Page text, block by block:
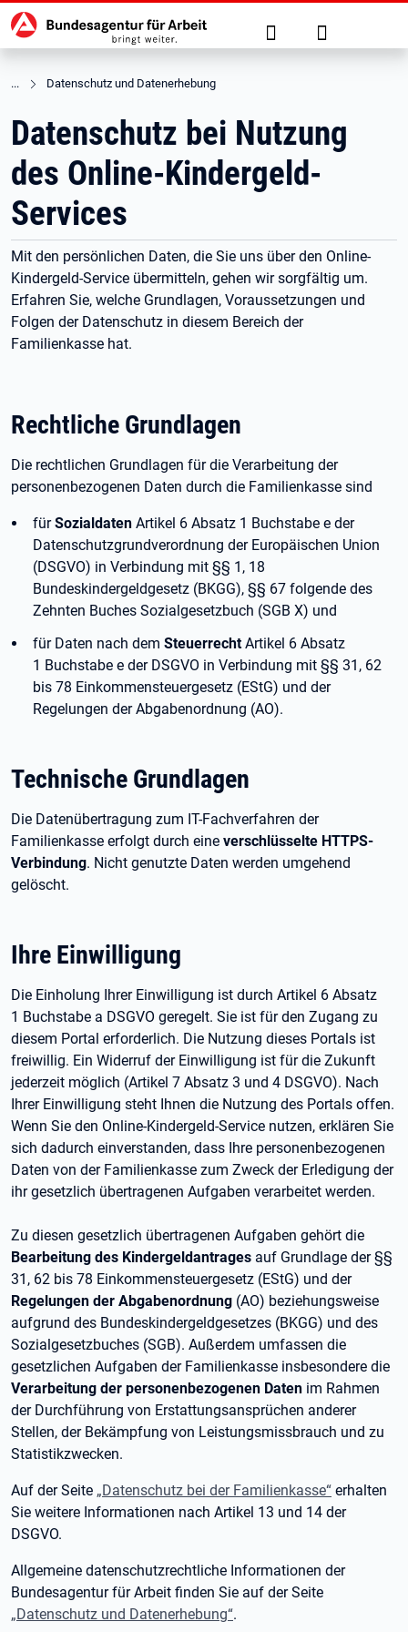
zu den Hauptinhalten springen
Hauptnavigation Suche Anmelden
Datenschutz und Datenerhebung
Datenschutz bei Nutzung
des Online-Kindergeld-
Services
Mit den persönlichen Daten, die Sie uns über den Online-
Kindergeld-Service übermitteln, gehen wir sorgfältig um.
Erfahren Sie, welche Grundlagen, Voraussetzungen und
Folgen der Datenschutz in diesem Bereich der
Familienkasse hat.
Rechtliche Grundlagen
Die rechtlichen Grundlagen für die Verarbeitung der
personenbezogenen Daten durch die Familienkasse sind
fürSozialdaten Artikel 6 Absatz 1 Buchstabe e der
Datenschutzgrundverordnung der Europäischen Union
(DSGVO) in Verbindung mit §§ 1, 18
Bundeskindergeldgesetz (BKGG), §§ 67 folgende des
Zehnten Buches Sozialgesetzbuch (SGB X) und
für Daten nach dem SteuerrechtArtikel 6 Absatz
1 Buchstabe e der DSGVO in Verbindung mit §§ 31, 62
bis 78 Einkommensteuergesetz (EStG) und der
Regelungen der Abgabenordnung (AO).
Technische Grundlagen
Die Datenübertragung zum IT-Fachverfahren der
Familienkasse erfolgt durch eine verschlüsselte HTTPS-
Verbindung. Nicht genutzte Daten werden umgehend
gelöscht.
Ihre Einwilligung
Die Einholung Ihrer Einwilligung ist durch Artikel 6 Absatz
1 Buchstabe a DSGVO geregelt. Sie ist für den Zugang zu
diesem Portal erforderlich. Die Nutzung dieses Portals ist
freiwillig. Ein Widerruf der Einwilligung ist für die Zukunft
jederzeit möglich (Artikel 7 Absatz 3 und 4 DSGVO). Nach
Ihrer Einwilligung steht Ihnen die Nutzung des Portals offen.
Wenn Sie den Online-Kindergeld-Service nutzen, erklären Sie
sich dadurch einverstanden, dass Ihre personenbezogenen
Daten von der Familienkasse zum Zweck der Erledigung der
ihr gesetzlich übertragenen Aufgaben verarbeitet werden.
Zu diesen gesetzlich übertragenen Aufgaben gehört die
Bearbeitung des Kindergeldantrages auf Grundlage der §§
31, 62 bis 78 Einkommensteuergesetz (EStG) und der
Regelungen der Abgabenordnung (AO) beziehungsweise
aufgrund des Bundeskindergeldgesetzes (BKGG) und des
Sozialgesetzbuches (SGB). Außerdem umfassen die
gesetzlichen Aufgaben der Familienkasse insbesondere die
Verarbeitung der personenbezogenen Daten im Rahmen
der Durchführung von Erstattungsansprüchen anderer
Stellen, der Bekämpfung von Leistungsmissbrauch und zu
Statistikzwecken.
Auf der Seite „Datenschutz bei der Familienkasse“ erhalten
Sie weitere Informationen nach Artikel 13 und 14 der
DSGVO.
Allgemeine datenschutzrechtliche Informationen der
Bundesagentur für Arbeit finden Sie auf der Seite
„Datenschutz und Datenerhebung“.